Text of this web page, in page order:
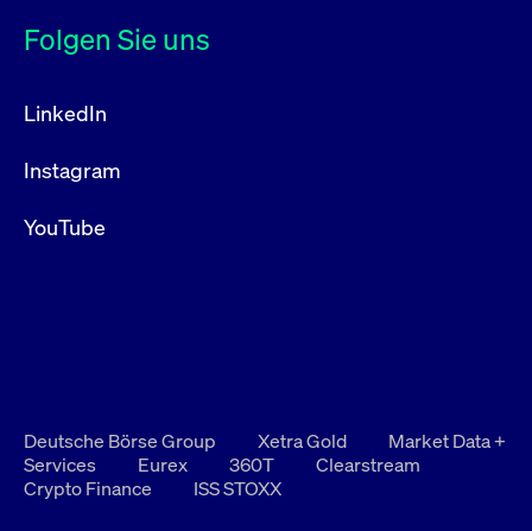
Folgen Sie uns
LinkedIn
Instagram
YouTube
Deutsche Börse Group Xetra Gold
Market Data +
Services
Eurex 360T
Clearstream
Crypto Finance
ISS STOXX